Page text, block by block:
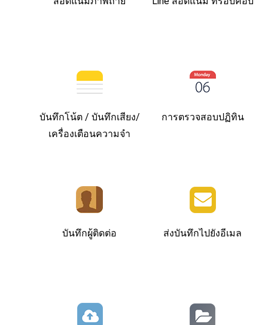
บันทึกโน้ต / บันทึกเสียง/
เครื่องเตือนความจำ
การตรวจสอบปฏิทิน
บันทึกผู้ติดต่อ ส่งบันทึกไปยังอีเมล